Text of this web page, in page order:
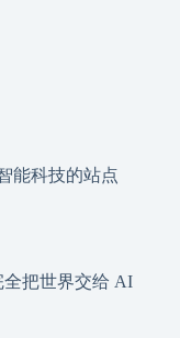
能科技的站点
全把世界交给 AI